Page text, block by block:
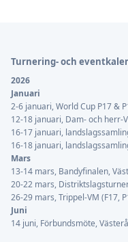
Turnering- och
2026
Januari
2-6 januari, World Cup P17 &
12-18 januari, Dam- och herr-
16-17 januari,
16-18 januari,
Mars
13-14 mars, Bandyfinalen,
20-22 mars,
26-29 mars, Trippel-VM (F17,
Juni
14 juni, Förbundsmöte,